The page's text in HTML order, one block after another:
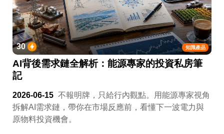
知識產品
30
AI背後需求鏈全解析：能源專家的投資私房筆
記
2026-06-15 不報明牌，只給行內觀點。用能源專家視角
拆解AI需求鏈，帶你在市場反應前，看懂下一波電力與
原物料投資機會。